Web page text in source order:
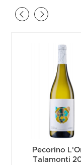
Pecorino
Talamonti